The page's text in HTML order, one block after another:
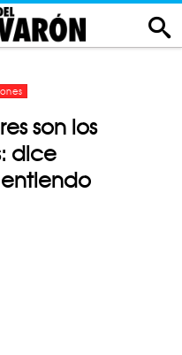
son los
dice